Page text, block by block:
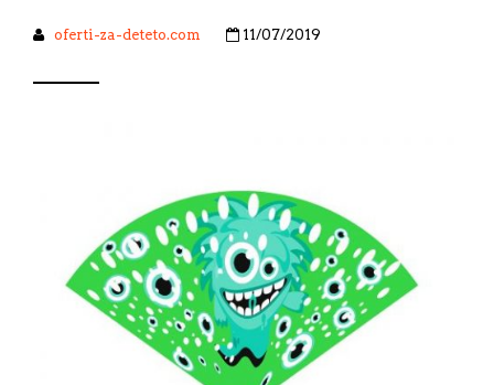
oferti-za-deteto.com 11/07/2019